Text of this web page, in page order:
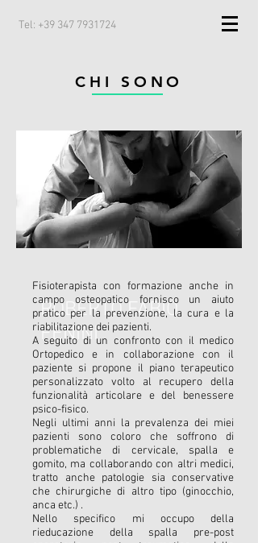
Tel: +39 347 7931724
CHI SONO
ROBERTO FABIO
FENINI
Fisioterapista con formazione anche in
campo osteopatico forniscoun aiuto
pratico per la prevenzione, la cura e la
riabilitazione dei pazienti.
A seguito di un confronto con il medico
Ortopedico e in collaborazione con il
paziente si propone il piano terapeutico
personalizzato volto al recupero della
funzionalità articolare e del benessere
psico-fisico.
Negli ultimi anni la prevalenza dei miei
pazienti sono coloro che soffrono di
problematiche di cervicale, spalla e
gomito, ma collaborando con altri medici,
tratto anche patologie sia conservative
che chirurgiche di altro tipo (ginocchio,
anca etc.) .
Nello specifico mi occupo della
rieducazione della spalla pre-post